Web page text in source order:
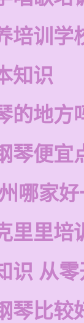
培训学
知识
的地方
琴便宜
哪家
里里培
识 从
琴比较